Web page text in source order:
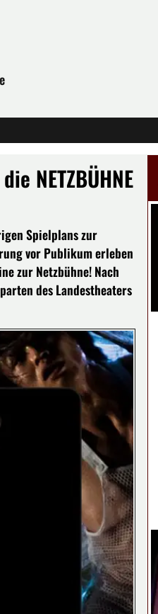
NETZBÜHNE
Spielplans zur
vor Publikum erleben
zur Netzbühne! Nach
des Landestheaters